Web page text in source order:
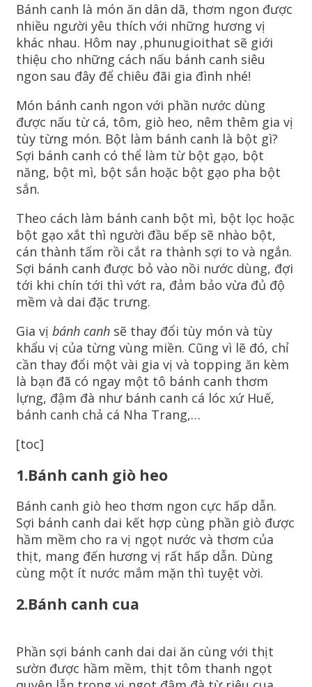
Bánh canh là món ăn dân dã, thơm ngon được
nhiều người yêu thích với những hương vị
khác nhau. Hôm nay ,phunugioithat sẽ giới
thiệu cho những cách nấu bánh canh siêu
ngon sau đây để chiêu đãi gia đình nhé!
Món bánh canh ngon với phần nước dùng
được nấu từ cá, tôm, giò heo, nêm thêm gia vị
tùy từng món. Bột làm bánh canh là bột gì?
Sợi bánh canh có thể làm từ bột gạo, bột
năng, bột mì, bột sắn hoặc bột gạo pha bột
sắn.
Theo cách làm bánh canh bột mì, bột lọc hoặc
bột gạo xắt thì người đầu bếp sẽ nhào bột,
cán thành tấm rồi cắt ra thành sợi to và ngắn.
Sợi bánh canh được bỏ vào nồi nước dùng, đợi
tới khi chín tới thì vớt ra, đảm bảo vừa đủ độ
mềm và dai đặc trưng.
Gia vị bánh canh sẽ thay đổi tùy món và tùy
khẩu vị của từng vùng miền. Cũng vì lẽ đó, chỉ
cần thay đổi một vài gia vị và topping ăn kèm
là bạn đã có ngay một tô bánh canh thơm
lựng, đậm đà như bánh canh cá lóc xứ Huế,
bánh canh chả cá Nha Trang,…
[toc]
1.Bánh canh giò heo
Bánh canh giò heo thơm ngon cực hấp dẫn.
Sợi bánh canh dai kết hợp cùng phần giò được
hầm mềm cho ra vị ngọt nước và thơm của
thịt, mang đến hương vị rất hấp dẫn. Dùng
cùng một ít nước mắm mặn thì tuyệt vời.
2.Bánh canh cua
Phần sợi bánh canh dai dai ăn cùng với thịt
sườn được hầm mềm, thịt tôm thanh ngọt